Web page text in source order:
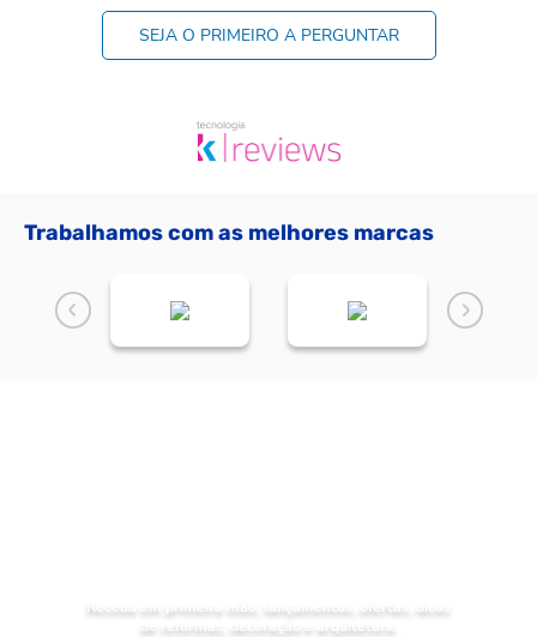
SEJA O PRIMEIRO A PERGUNTAR
Trabalhamos com as melhores marcas
Receba em primeira mão, lançamentos, ofertas, dicas
de reformas, decoração e arquitetura.